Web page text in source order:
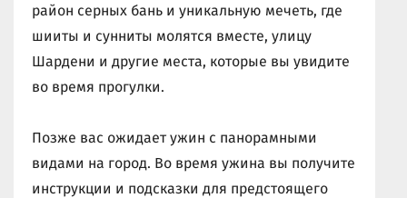
район серных бань и уникальную мечеть, где
шииты и сунниты молятся вместе, улицу
Шардени и другие места, которые вы увидите
во время прогулки.
Позже вас ожидает ужин с панорамными
видами на город. Во время ужина вы получите
инструкции и подсказки для предстоящего